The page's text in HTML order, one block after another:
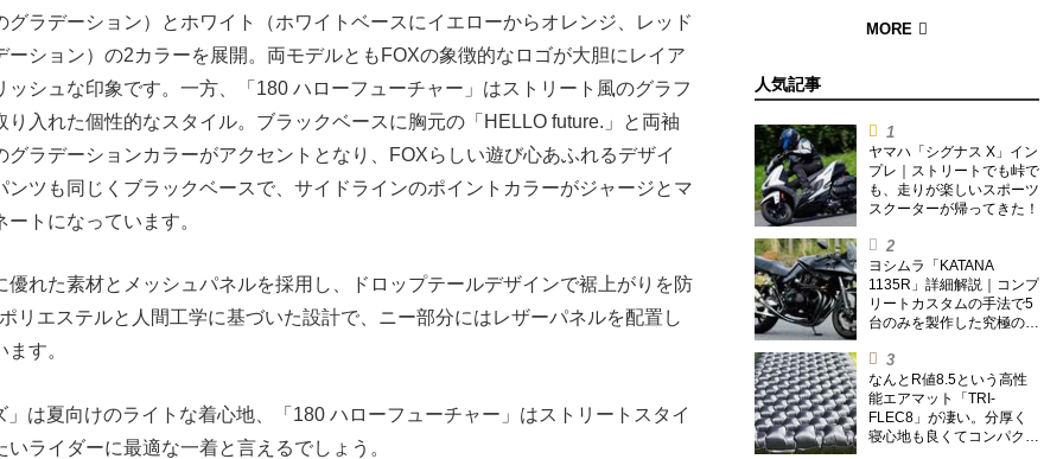
人気記事
ヤマハ「シグナス X」イン
プレ｜ストリートでも峠で
も、走りが楽しいスポーツ
スクーターが帰ってきた！
ヨシムラ「KATANA
1135R」詳細解説｜コンプ
リートカスタムの手法で5
台のみを製作した究極の銘
なんとR値8.5という高性
能エアマット「TRI-
FLEC8」が凄い。分厚く
寝心地も良くてコンパクト
グラデーション）とホワイト（ホワイトベースにイエローからオレンジ、レッド
ーション）の2カラーを展開。両モデルともFOXの象徴的なロゴが大胆にレイア
ッシュな印象です。一方、「180 ハローフューチャー」はストリート風のグラフ
り入れた個性的なスタイル。ブラックベースに胸元の「HELLO future.」と両袖
グラデーションカラーがアクセントとなり、FOXらしい遊び心あふれるデザイ
ンツも同じくブラックベースで、サイドラインのポイントカラーがジャージとマ
トになっています。
優れた素材とメッシュパネルを採用し、ドロップテールデザインで裾上がりを防
リエステルと人間工学に基づいた設計で、ニー部分にはレザーパネルを配置し
す。
」は夏向けのライトな着心地、「180 ハローフューチャー」はストリートスタイ
いライダーに最適な一着と言えるでしょう。